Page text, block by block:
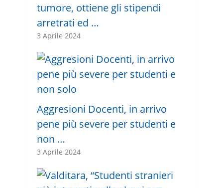
tumore, ottiene gli stipendi
arretrati ed …
3 Aprile 2024
Aggresioni Docenti, in arrivo
pene più severe per studenti e
non …
3 Aprile 2024